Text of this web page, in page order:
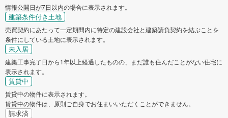
小県郡青木村 小県郡長和町
諏訪郡下諏訪町 諏訪郡富士見町
諏訪郡原村 上伊那郡辰野町
上伊那郡箕輪町
上伊那郡宮田村
情報公開日が7日以内の場合に表示されます。
建築条件付き土地
売買契約にあたって一定期間内に特定の建設会社と建築請負契約を結ぶことを
条件にしている土地に表示されます。
未入居
建築工事完了日から1年以上経過したものの、まだ誰も住んだことがない住宅に
表示されます。
賃貸中
賃貸中の物件に表示されます。
賃貸中の物件は、原則ご自身でお住まいいただくことができません。
請求済